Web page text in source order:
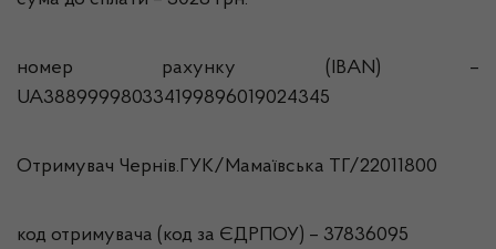
номер рахунку (IBAN) –
UA388999980334199896019024345
Отримувач Чернів.ГУК/Мамаївська ТГ/22011800
код отримувача (код за ЄДРПОУ) – 37836095